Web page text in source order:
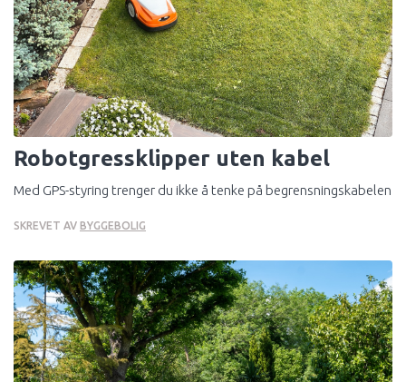
Elektro Og Belysning
Energi Og Varme
Hage Og Uterom
Info
Interiør
Skadedyr
Strøm
Robotgressklipper uten kabel
Med GPS-styring trenger du ikke å tenke på begrensningskabelen
SKREVET AV BYGGEBOLIG